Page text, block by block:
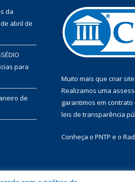
da
de abril de
para
de
Muito mais que criar site
Realizamos uma
garantimos em
leis de transparência
Conheça o PNTP e o